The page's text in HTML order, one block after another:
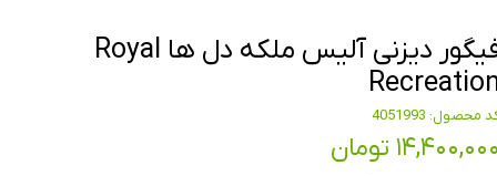
فیگور دیزنی آلیس ملکه دل ها Royal
محصول: 4051993
تومان